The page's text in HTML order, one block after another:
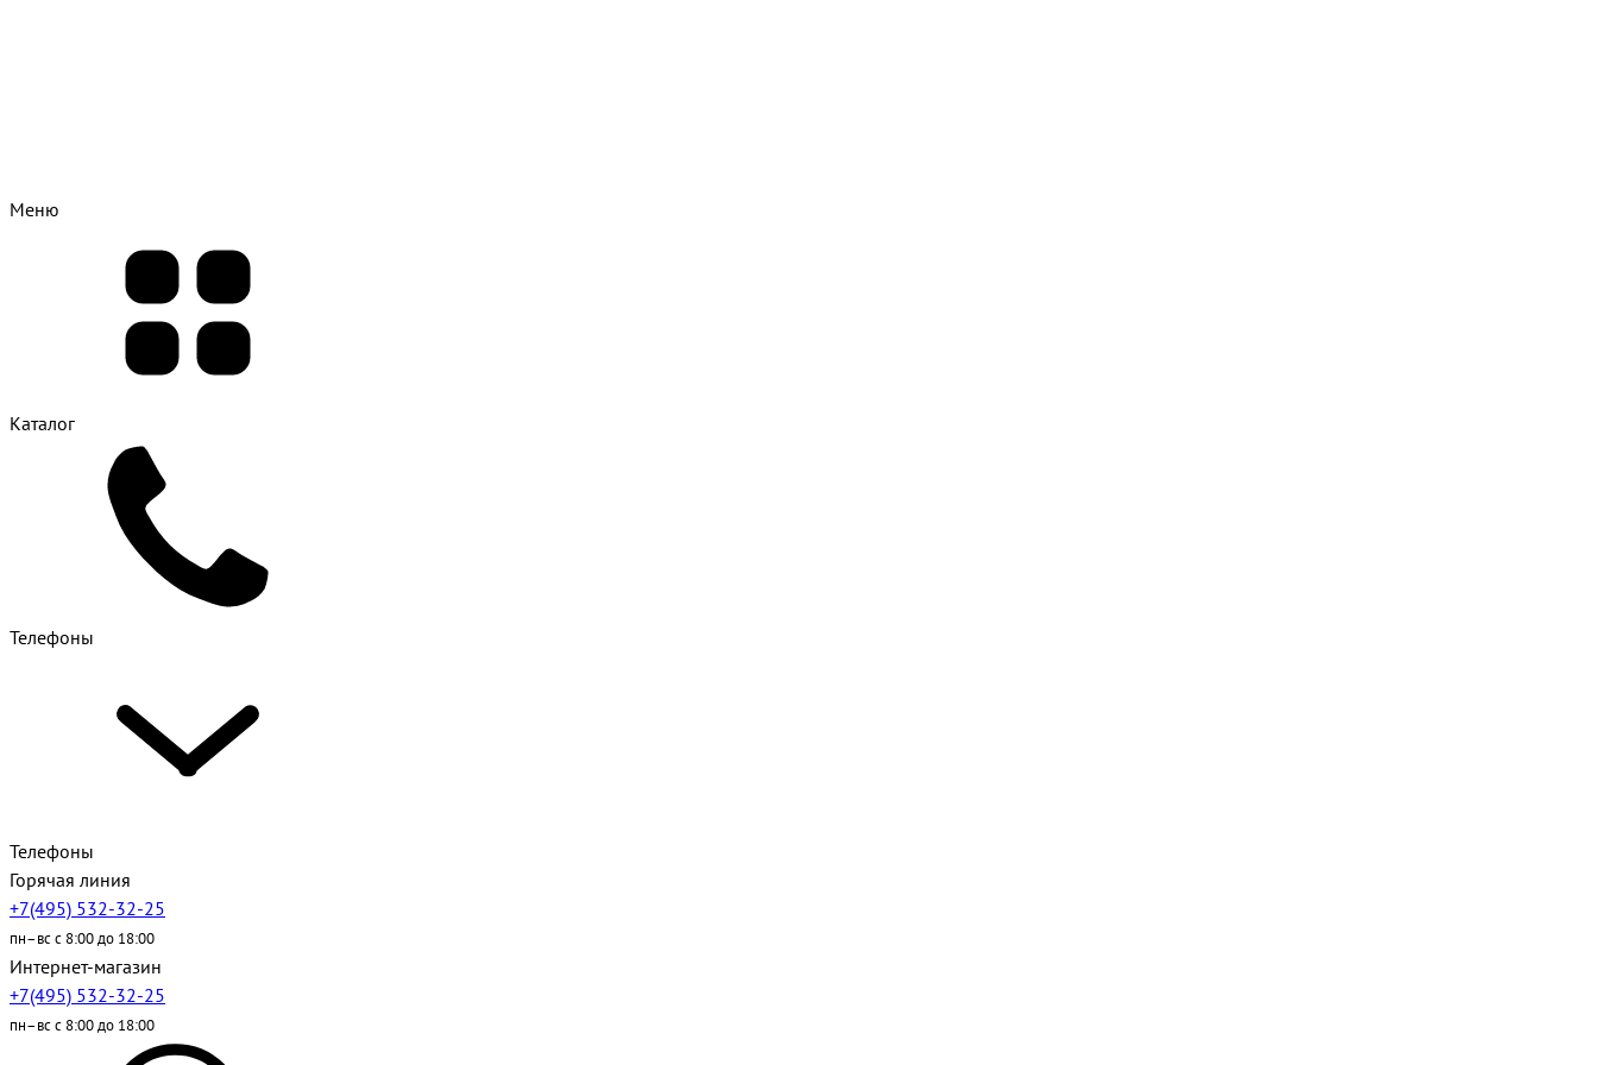
Меню
Каталог
Телефоны
Телефоны
Горячая линия
+7(495) 532-32-25
пн–вс с 8:00 до 18:00
Интернет-магазин
+7(495) 532-32-25
пн–вс с 8:00 до 18:00